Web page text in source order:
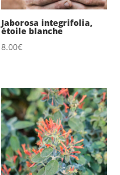
Jaborosa integrifolia,
étoile blanche
8.00€